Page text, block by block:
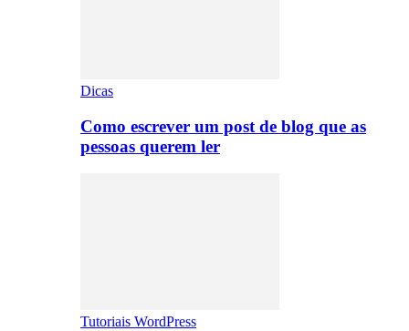
Dicas
Como escrever um post de blog que as
pessoas querem ler
Tutoriais WordPress